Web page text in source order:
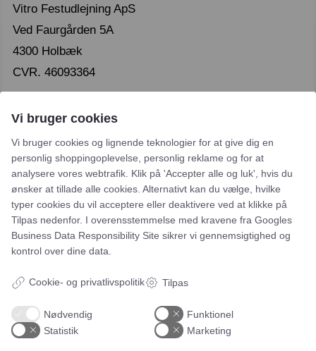
Vitro Festudlejning ApS
Ved Faurgården 5A
4300 Holbæk
CVR. 46093364
Leje- og købsbetingelser
Cookie- og privatlivspolitik
Typiske spørgsmål
Inspiration
Samarbejdspartnere
Vi bruger cookies
Vi bruger cookies og lignende teknologier for at give dig en
personlig shoppingoplevelse, personlig reklame og for at
analysere vores webtrafik. Klik på 'Accepter alle og luk', hvis du
ønsker at tillade alle cookies. Alternativt kan du vælge, hvilke
typer cookies du vil acceptere eller deaktivere ved at klikke på
Tilpas nedenfor. I overensstemmelse med kravene fra Googles
Business Data Responsibility Site sikrer vi gennemsigtighed og
kontrol over dine data.
Cookie- og privatlivspolitik Tilpas
Nødvendig
Funktionel
Statistik
Marketing